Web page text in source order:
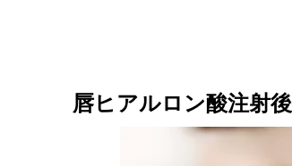
唇ヒアルロン酸注射